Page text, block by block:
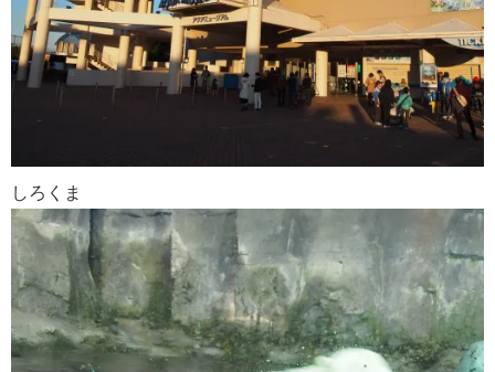
しろくま